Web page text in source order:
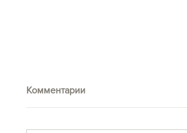
Комментарии